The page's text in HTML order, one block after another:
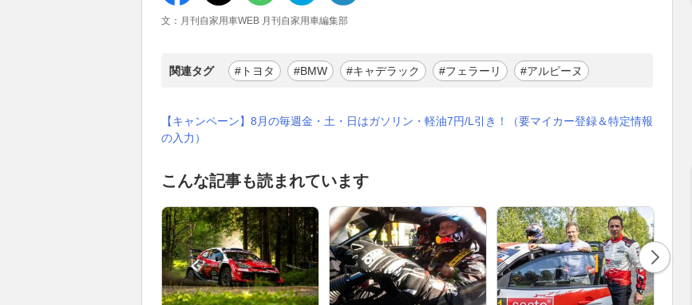
文：月刊自家用車WEB 月刊自家用車編集部
関連タグ #トヨタ #BMW #キャデラック #フェラーリ #アルピーヌ
【キャンペーン】8月の毎週金・土・日はガソリン・軽油7円/L引き！（要マイカー登録＆特定情報
の入力）
こんな記事も読まれています